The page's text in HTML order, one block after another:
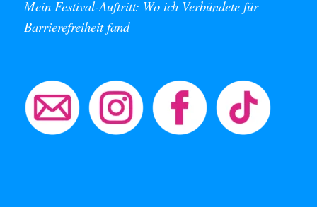
Mein Festival-Auftritt: Wo ich Verbündete für
Barrierefreiheit fand